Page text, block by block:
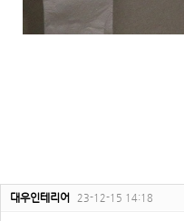
대우인테리어 23-12-15 14:18